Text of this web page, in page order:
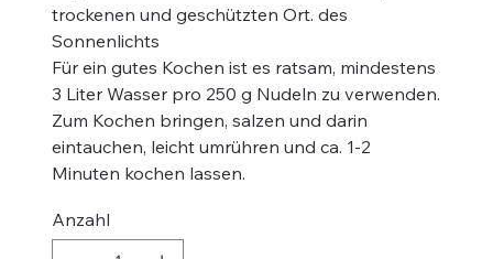
trockenen und geschützten Ort. des
Sonnenlichts
Für ein gutes Kochen ist es ratsam, mindestens
3 Liter Wasser pro 250 g Nudeln zu verwenden.
Zum Kochen bringen, salzen und darin
eintauchen, leicht umrühren und ca. 1-2
Minuten kochen lassen.
Anzahl